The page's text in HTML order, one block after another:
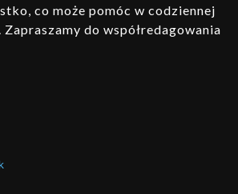
co może pomóc w codziennej
Zapraszamy do współredagowania